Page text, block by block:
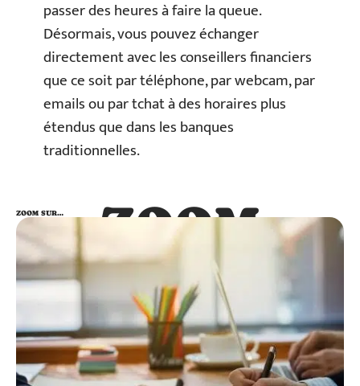
passer des heures à faire la queue.
Désormais, vous pouvez échanger
directement avec les conseillers financiers
que ce soit par téléphone, par webcam, par
emails ou par tchat à des horaires plus
étendus que dans les banques
traditionnelles.
ZOOM
SUR…
ZOOM SUR…